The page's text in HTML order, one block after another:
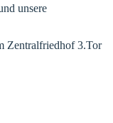
unsere
3.Tor